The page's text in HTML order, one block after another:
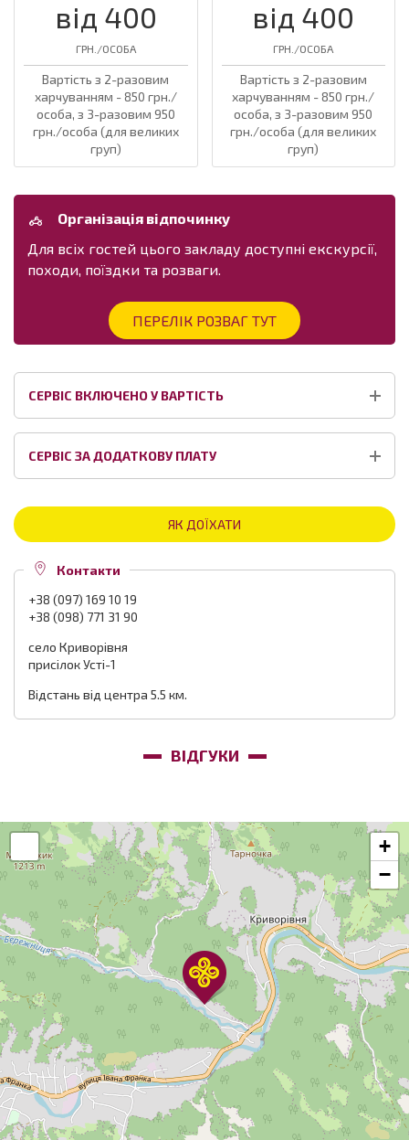
від 400
ГРН./ОСОБА
Вартість з 2-разовим
харчуванням - 850 грн./
особа, з 3-разовим 950
грн./особа (для великих
груп)
від 400
ГРН./ОСОБА
Вартість з 2-разовим
харчуванням - 850 грн./
особа, з 3-разовим 950
грн./особа (для великих
груп)
Організація відпочинку
Для всіх гостей цього закладу доступні екскурсії,
походи, поїздки та розваги.
ПЕРЕЛІК РОЗВАГ ТУТ
СЕРВІС ВКЛЮЧЕНО У ВАРТІСТЬ
СЕРВІС ЗА ДОДАТКОВУ ПЛАТУ
ЯК ДОЇХАТИ
Контакти
+38 (097) 169 10 19
+38 (098) 771 31 90
село Криворівня
присілок Усті-1
Відстань від центра 5.5 км.
ВІДГУКИ
+
−